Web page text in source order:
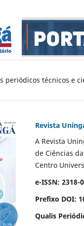
periódicos técnicos e
Revista
A Revista
de Ciências
Centro
e-ISSN: 2318-
Prefixo DOI:
Qualis